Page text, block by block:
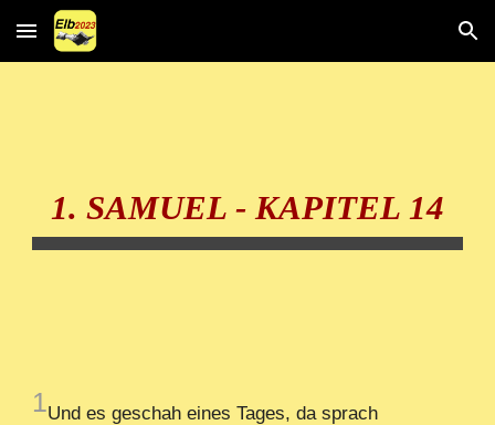
Skip to main content Skip to navigation
1. SAMUEL - KAPITEL 14
1Und es geschah eines Tages, da sprach